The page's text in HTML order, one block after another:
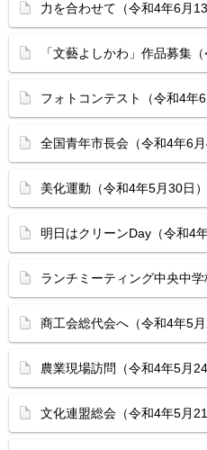
力を合わせて（令和4年6月13
「文藝よしかわ」作品募集
フォトコンテスト（令和4年6
全国青年市長会（令和4年6月
美化運動（令和4年5月30日）
明日はクリーンDay（令和4
ランチミーティング中央中学
商工会総代会へ（令和4年5月
農業現場訪問（令和4年5月24
文化連盟総会（令和4年5月21